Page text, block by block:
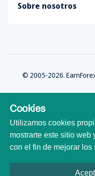
Sobre nosotros
© 2005-2026.
Desarrollado por
Cookies
Utilizamos cookies
mostrarte este sitio web
con el fin de mejorar los